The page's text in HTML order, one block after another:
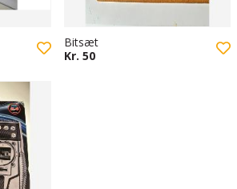
Bitsæt
Kr. 50